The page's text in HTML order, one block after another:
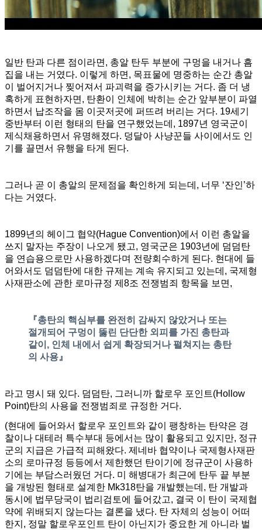
일반 탄과 다른 점이라면, 총알 탄두 부분에 구멍을 내거나 흠
집을 내는 거였다. 이렇게 하면, 목표물에 명중하는 순간 총알
이 벌어지거나 찢어져서 파괴력을 증가시키는 거다. 좀 더 냉
혹하게 표현하자면, 탄환이 인체에 박히는 순간 앞부분이 파열
하면서 납조작을 몸 이곳저곳에 퍼뜨려 버리는 거다. 19세기
중반부터 이런 형태의 탄을 연구했었는데, 1897년 영국군이
제식채용하면서 유명해졌다. 덩달아 사냥꾼들 사이에서도 인
기를 끌면서 유행을 타게 된다.
그러나 곧 이 총알의 문제점을 확인하게 되는데, 너무 ‘잔인’하
다는 거였다.
1899년의 헤이그 협약(Hague Convention)에서 이런 총알을
쓰지 말자는 주장이 나오게 됐고, 영국군은 1903년에 덤덤탄
을 연습용으로만 사용하겠다며 전량회수하게 된다. 현대에 들
어와서도 덤덤탄에 대한 규제는 계속 유지되고 있는데, 국제형
사재판소에 관한 로마규정 제8조 전쟁범죄 항목을 보면,
『총탄의 핵심부를 완전히 감싸지 않았거나 또는
절개되어 구멍이 뚫린 단단한 외피를 가진 총탄과
같이, 인체 내에서 쉽게 확장되거나 펼쳐지는 총탄
의 사용』
라고 명시 돼 있다. 덤덤탄, 그러니까 할로우 포인트(Hollow
Point)탄의 사용을 전쟁범죄로 규정한 거다.
(현대에 들어와서 할로우 포인트와 같이 팽창하는 탄약은 경
찰이나 대테러 특수부대 등에서는 많이 활용되고 있지만, 정규
군의 지급은 가급적 피해왔다. 제네바 협약이나 국제형사재판
소의 로마규정 등등에서 제한했던 탄이기에 정규군이 사용하
기에는 부담스러웠던 거다. 미 해병대가 최근에 탄두 끝 부분
을 개방된 형태로 설계한 Mk318탄을 개발했는데, 탄 개발과
동시에 법무당국이 법리검토에 들어갔고, 결국 이 탄이 국제협
약에 위배되지 않는다는 결론을 냈다. 탄 자체의 성능이 어떠
한지, 정말 할로우포인트 탄이 아닌지가 중요한 게 아니라 벌